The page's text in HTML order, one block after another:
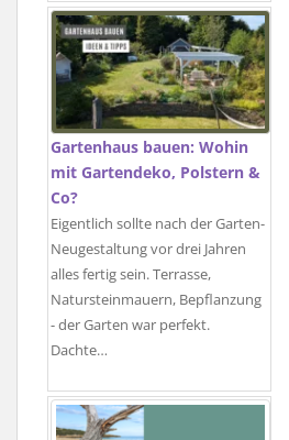
Gartenhaus bauen: Wohin
mit Gartendeko, Polstern &
Co?
Eigentlich sollte nach der Garten-
Neugestaltung vor drei Jahren
alles fertig sein. Terrasse,
Natursteinmauern, Bepflanzung
- der Garten war perfekt.
Dachte…